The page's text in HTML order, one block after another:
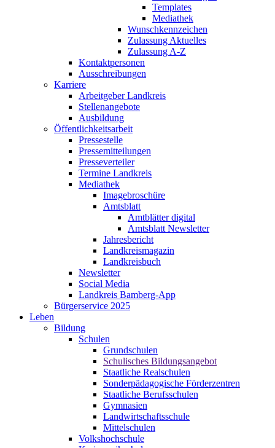
Templates
Mediathek
Wunschkennzeichen
Zulassung Aktuelles
Zulassung A-Z
Kontaktpersonen
Ausschreibungen
Karriere
Arbeitgeber Landkreis
Stellenangebote
Ausbildung
Öffentlichkeitsarbeit
Pressestelle
Pressemitteilungen
Presseverteiler
Termine Landkreis
Mediathek
Imagebroschüre
Amtsblatt
Amtblätter digital
Amtsblatt Newsletter
Jahresbericht
Landkreismagazin
Landkreisbuch
Newsletter
Social Media
Landkreis Bamberg-App
Bürgerservice 2025
Leben
Bildung
Schulen
Grundschulen
Schulisches Bildungsangebot
Staatliche Realschulen
Sonderpädagogische Förderzentren
Staatliche Berufsschulen
Gymnasien
Landwirtschaftsschule
Mittelschulen
Volkshochschule